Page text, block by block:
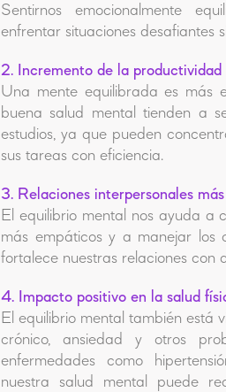
Sentirnos emocionalmente
enfrentar situaciones desafiantes
2. Incremento de la productividad
Una mente equilibrada es más
buena salud mental tienden a
estudios, ya que pueden
sus tareas con eficiencia.
3. Relaciones interpersonales
El equilibrio mental nos ayuda a
más empáticos y a manejar los
fortalece nuestras relaciones con
4. Impacto positivo en la salud
El equilibrio mental también está
crónico, ansiedad y otros
enfermedades como
nuestra salud mental puede